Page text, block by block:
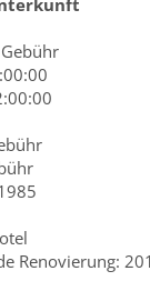
Renovierung: